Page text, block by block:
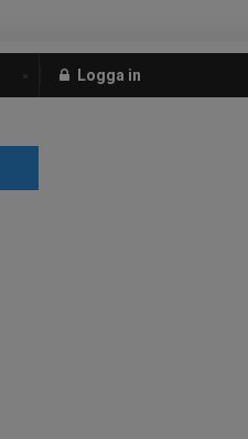
Logga in